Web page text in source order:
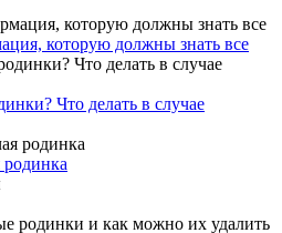
которую должны знать все
Что делать в случае